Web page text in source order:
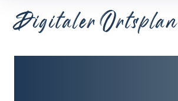
Digitaler Ortsplan